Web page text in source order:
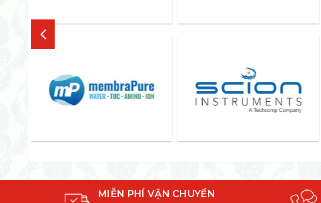
MIỄN PHÍ VẬN CHUYỂN